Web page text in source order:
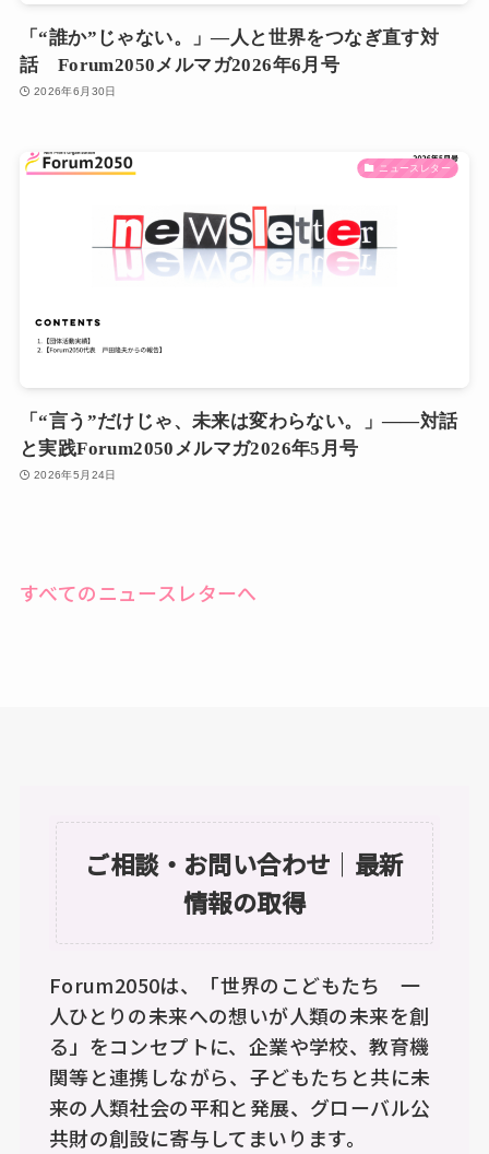
「“誰か”じゃない。」―人と世界をつなぎ直す対
話 Forum2050メルマガ2026年6月号
2026年6月30日
ニュースレター
「“言う”だけじゃ、未来は変わらない。」――対話
と実践Forum2050メルマガ2026年5月号
2026年5月24日
すべてのニュースレターへ
ご相談・お問い合わせ ｜ 最新
情報の取得
Forum2050は、「世界のこどもたち 一
人ひとりの未来への想いが人類の未来を創
る」をコンセプトに、企業や学校、教育機
関等と連携しながら、子どもたちと共に未
来の人類社会の平和と発展、グローバル公
共財の創設に寄与してまいります。